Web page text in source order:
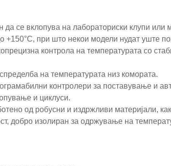
да се вклопува на лабораториски клупи или
+150°C, при што некои модели нудат уште
контрола на температурата со
на температурата низ комората.
контролери за поставување и
и циклуси.
од робусни и издржливи материјали,
добро изолиран за одржување на